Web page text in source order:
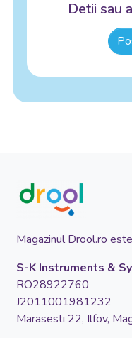
Detii sau
Magazinul Drool.ro
S-K Instruments &
RO28922760
J2011001981232
Marasesti 22, Ilfov,